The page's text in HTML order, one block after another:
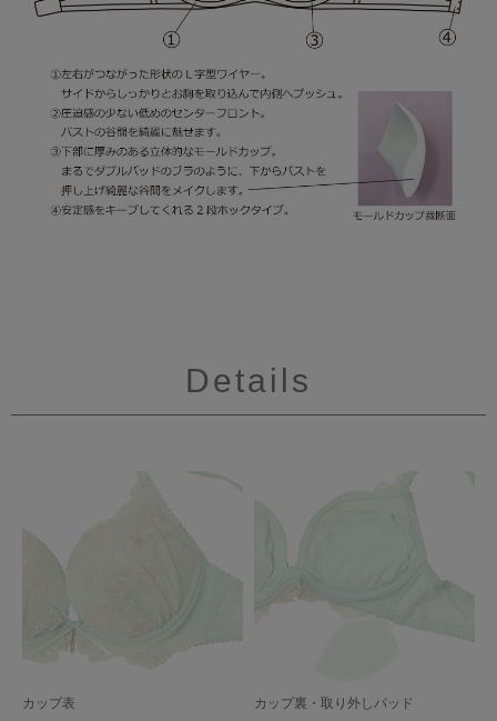
Details
カップ表 カップ裏・取り外しパッド